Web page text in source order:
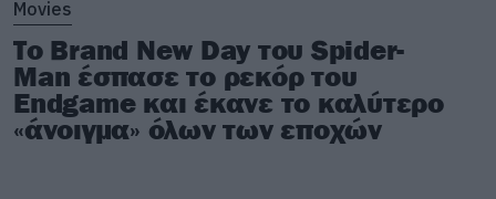
Movies
Το Brand New Day του Spider-
Man έσπασε το ρεκόρ του
Endgame και έκανε το καλύτερο
«άνοιγμα» όλων των εποχών